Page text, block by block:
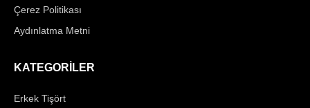
Çerez Politikası
Aydınlatma Metni
KATEGORİLER
Erkek Tişört